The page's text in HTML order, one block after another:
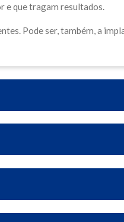
e que tragam resultados.
Pode ser, também, a